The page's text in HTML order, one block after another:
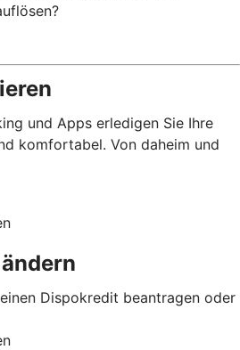
und Apps erledigen Sie Ihre
komfortabel. Von daheim und
Dispokredit beantragen oder